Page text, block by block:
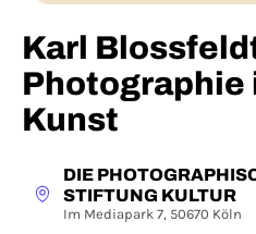
Karl
Photographie
Kunst
DIE
STIFTUNG KULTUR
Im Mediapark 7, 50670 Köln